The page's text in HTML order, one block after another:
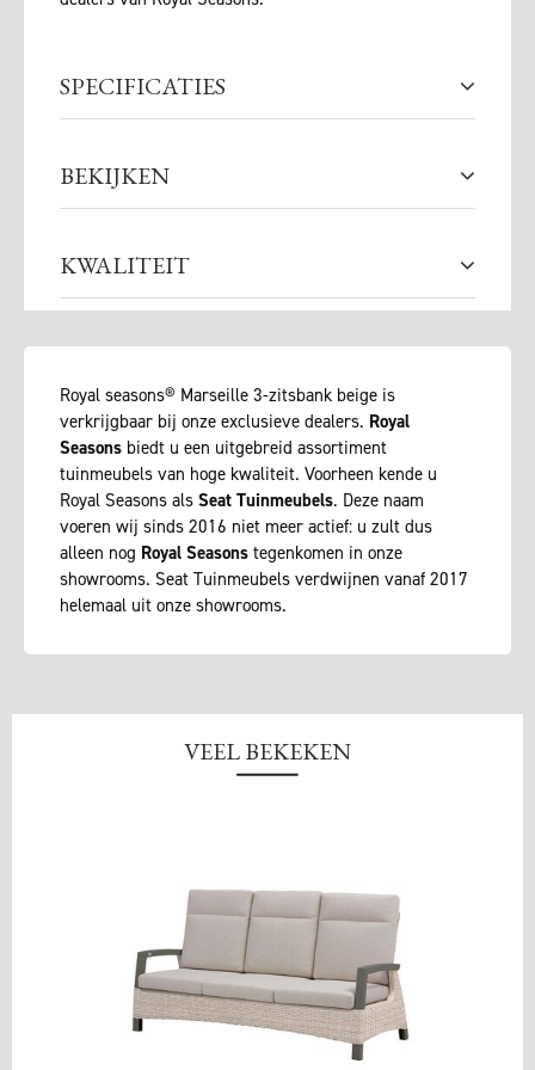
SPECIFICATIES
BEKIJKEN
KWALITEIT
Royal seasons® Marseille 3-zitsbank beige is
verkrijgbaar bij onze exclusieve dealers. Royal
Seasons biedt u een uitgebreid assortiment
tuinmeubels van hoge kwaliteit. Voorheen kende u
Royal Seasons als Seat Tuinmeubels. Deze naam
voeren wij sinds 2016 niet meer actief: u zult dus
alleen nog Royal Seasons tegenkomen in onze
showrooms. Seat Tuinmeubels verdwijnen vanaf 2017
helemaal uit onze showrooms.
VEEL BEKEKEN